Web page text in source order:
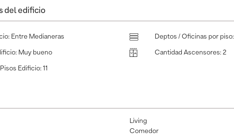
del edificio
: Entre Medianeras
: Muy bueno
Edificio: 11
Deptos / Oficinas por piso:
Cantidad Ascensores: 2
Living
Comedor